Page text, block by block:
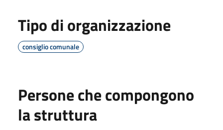
Tipo di organizzazione
consiglio comunale
Persone che compongono
la struttura